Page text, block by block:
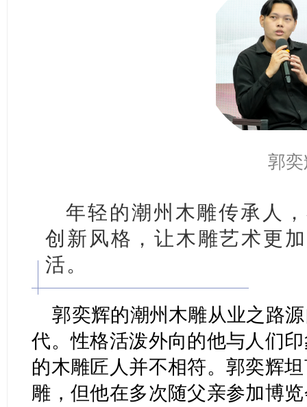
郭
年轻的潮州木雕传承人
创新风格，让木雕艺术更
活。
郭奕辉的潮州木雕从业之路
代。性格活泼外向的他与人们
的木雕匠人并不相符。郭奕辉
雕，但他在多次随父亲参加博